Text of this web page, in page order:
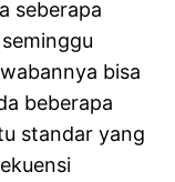
seberapa
bisa
beberapa
standar yang